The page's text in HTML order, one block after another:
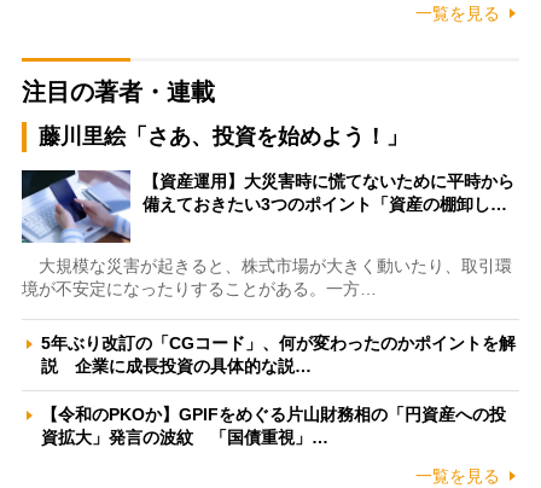
一覧を見る
注目の著者・連載
藤川里絵「さあ、投資を始めよう！」
【資産運用】大災害時に慌てないために平時から
備えておきたい3つのポイント「資産の棚卸し…
大規模な災害が起きると、株式市場が大きく動いたり、取引環
境が不安定になったりすることがある。一方…
5年ぶり改訂の「CGコード」、何が変わったのかポイントを解
説 企業に成長投資の具体的な説…
【令和のPKOか】GPIFをめぐる片山財務相の「円資産への投
資拡大」発言の波紋 「国債重視」…
一覧を見る